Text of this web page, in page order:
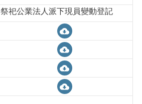
祭祀公業法人派下現員變動登記